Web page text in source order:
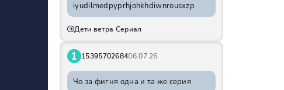
iyudilmedpyprhjohkhdiwnrousxzp
Дети ветра Сериал
1 1539570268406.07.26
Чо за фигня одна и та же серия